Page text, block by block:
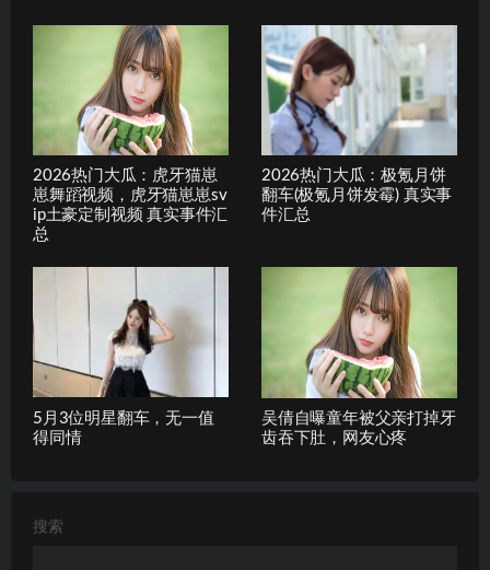
2026热门大瓜：虎牙猫崽
崽舞蹈视频，虎牙猫崽崽sv
ip土豪定制视频 真实事件汇
总
2026热门大瓜：极氪月饼
翻车(极氪月饼发霉) 真实事
件汇总
5月3位明星翻车，无一值
得同情
吴倩自曝童年被父亲打掉牙
齿吞下肚，网友心疼
搜索